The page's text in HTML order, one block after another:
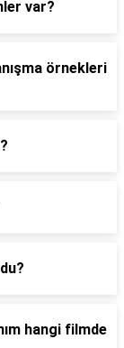
var?
örnekleri
hangi filmde